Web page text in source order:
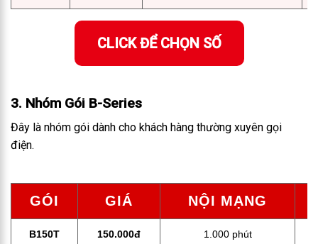
CLICK ĐỂ CHỌN SỐ
3. Nhóm Gói B-Series
Đây là nhóm gói dành cho khách hàng thường xuyên gọi
điện.
GÓI GIÁ NỘI MẠNG
B150T 150.000đ 1.000 phút